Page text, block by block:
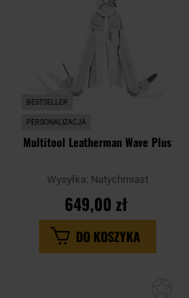
BESTSELLER
PERSONALIZACJA
Multitool Leatherman Wave Plus
Wysyłka: Natychmiast
649,00 zł
DO KOSZYKA